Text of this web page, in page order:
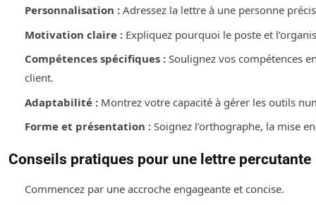
Personnalisation :Adressez la lettre à une personne
Motivation claire :Expliquez pourquoi le poste et
Compétences spécifiques :Soulignez vos compétences
client.
Adaptabilité :Montrez votre capacité à gérer les outils
Forme et présentation :Soignez l’orthographe, la mise
Conseils pratiques pour une lettre percutante
Commencez par une accroche engageante et concise.